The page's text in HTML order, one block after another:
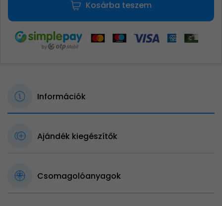
Kosárba teszem
Információk
Ajándék kiegészítők
Csomagolóanyagok